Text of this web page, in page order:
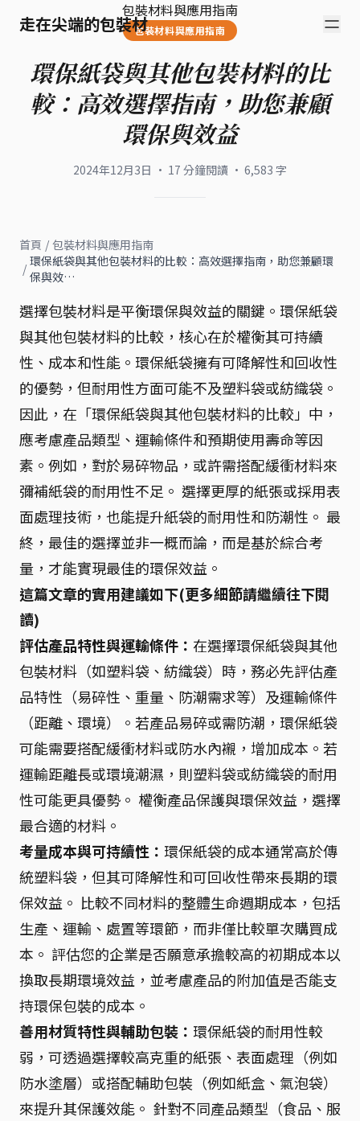
走在尖端的包裝材
包裝材料與應用指南
包裝材料與應用指南
環保紙袋與其他包裝材料的比
較：高效選擇指南，助您兼顧
環保與效益
2024年12月3日 · 17 分鐘閱讀 · 6,583 字
首頁 / 包裝材料與應用指南
/ 環保紙袋與其他包裝材料的比較：高效選擇指南，助您兼顧環
保與效…
選擇包裝材料是平衡環保與效益的關鍵。環保紙袋
與其他包裝材料的比較，核心在於權衡其可持續
性、成本和性能。環保紙袋擁有可降解性和回收性
的優勢，但耐用性方面可能不及塑料袋或紡織袋。
因此，在「環保紙袋與其他包裝材料的比較」中，
應考慮產品類型、運輸條件和預期使用壽命等因
素。例如，對於易碎物品，或許需搭配緩衝材料來
彌補紙袋的耐用性不足。 選擇更厚的紙張或採用表
面處理技術，也能提升紙袋的耐用性和防潮性。 最
終，最佳的選擇並非一概而論，而是基於綜合考
量，才能實現最佳的環保效益。
這篇文章的實用建議如下(更多細節請繼續往下閱
讀)
評估產品特性與運輸條件： 在選擇環保紙袋與其他
包裝材料（如塑料袋、紡織袋）時，務必先評估產
品特性（易碎性、重量、防潮需求等）及運輸條件
（距離、環境）。若產品易碎或需防潮，環保紙袋
可能需要搭配緩衝材料或防水內襯，增加成本。若
運輸距離長或環境潮濕，則塑料袋或紡織袋的耐用
性可能更具優勢。 權衡產品保護與環保效益，選擇
最合適的材料。
考量成本與可持續性： 環保紙袋的成本通常高於傳
統塑料袋，但其可降解性和可回收性帶來長期的環
保效益。 比較不同材料的整體生命週期成本，包括
生產、運輸、處置等環節，而非僅比較單次購買成
本。 評估您的企業是否願意承擔較高的初期成本以
換取長期環境效益，並考慮產品的附加值是否能支
持環保包裝的成本。
善用材質特性與輔助包裝： 環保紙袋的耐用性較
弱，可透過選擇較高克重的紙張、表面處理（例如
防水塗層）或搭配輔助包裝（例如紙盒、氣泡袋）
來提升其保護效能。 針對不同產品類型（食品、服